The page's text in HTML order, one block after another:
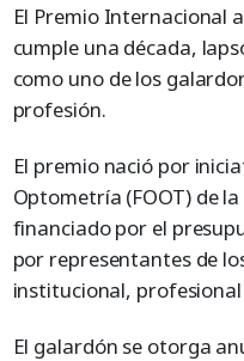
El Premio Internacional
cumple una década,
como uno de los
profesión.
El premio nació por
Optometría (FOOT) de
financiado por el
por representantes de
institucional,
El galardón se otorga